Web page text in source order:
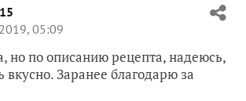
05:09
но по описанию рецепта, надеюсь,
вкусно. Заранее благодарю за